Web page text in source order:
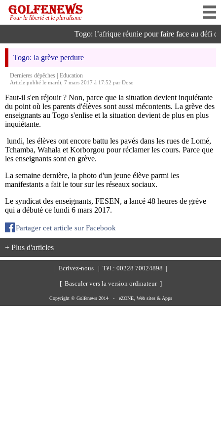
Pour la liberté et le pluralisme
Togo: l’afrique réunie pour faire face au défi
Togo: la grève perdure
Dernieres dépêches
Education
Article publié le mardi, 7 mars 2017 à 17:52 par Doso
Faut-il s'en réjouir ? Non, parce que la situation devient inquiétante
du point où les parents d'élèves sont aussi mécontents. La grève des
enseignants au Togo s'enlise et la situation devient de plus en plus
inquiétante.
lundi, les élèves ont encore battu les pavés dans les rues de Lomé,
Tchamba, Wahala et Korborgou pour réclamer les cours. Parce que
les enseignants sont en grève.
La semaine dernière, la photo d'un jeune élève parmi les
manifestants a fait le tour sur les réseaux sociaux.
Le syndicat des enseignants, FESEN, a lancé 48 heures de grève
qui a débuté ce lundi 6 mars 2017.
Partager cet article sur Facebook
+ Plus d'articles
Ecrivez-nous | Tél.: 00228 70024898 |
[ Basculer vers la version ordinateur ]
Copyright © Golfenews 2014 - eZONE, Web sites & Apps